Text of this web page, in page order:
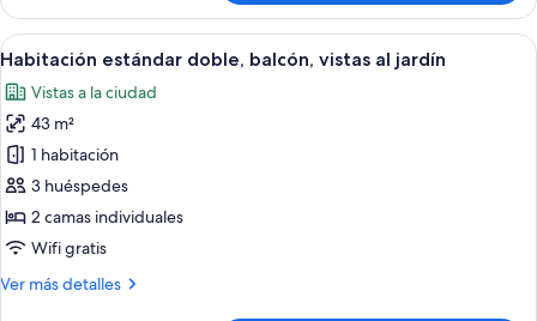
estándar
doble,
balcón
Abrir
todas
las
fotos
de
Habitación
estándar
doble,
balcón,
vistas
Habitación de hotel con una cama
3
Habitación estándar doble, balcón, vistas al jardín
Vistas a la ciudad
43 m²
1 habitación
3 huéspedes
2 camas individuales
Wifi gratis
Ver más detalles
Más